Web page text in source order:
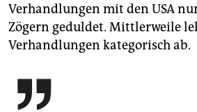
Verhandlungen mit den USA
Zögern geduldet. Mittlerweile
Verhandlungen kategorisch ab.
